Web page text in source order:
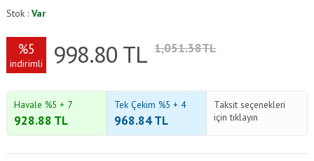
Stok :Var
%5
indirimli 998.80 TL 1,051.38TL
Havale %5 + 7
928.88 TL
Tek Çekim %5 + 4
968.84TL
Taksit seçenekleri
için tıklayın